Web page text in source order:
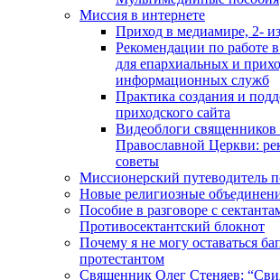
Миссия в интернете
Приход в медиамире, 2-
Рекомендации по работе
для епархиальных и
информационных служб
Практика создания и
приходского сайта
Видеоблоги священников
Православной Церкви:
советы
Миссионерский путеводитель
Новые религиозные
Пособие в разговоре с
Противосектантский блокнот
Почему я не могу оставаться
протестантом
Священник Олег Стеняев: